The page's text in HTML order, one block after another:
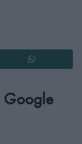
Google